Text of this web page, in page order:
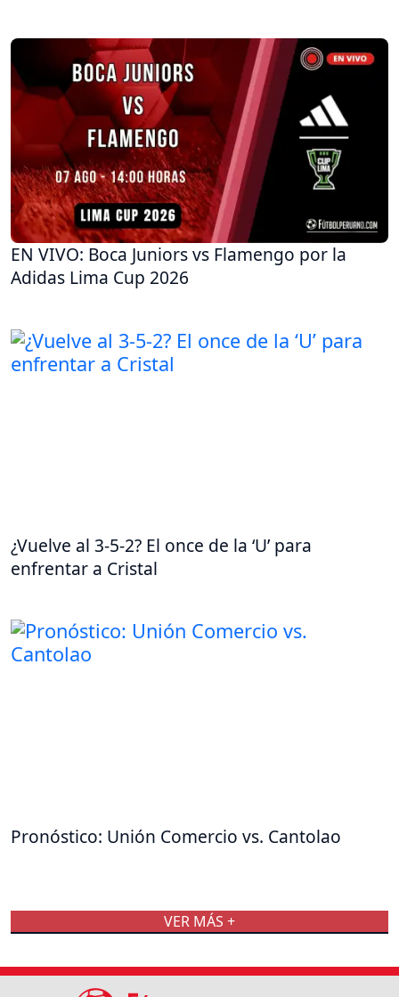
EN VIVO: Boca Juniors vs Flamengo por la
Adidas Lima Cup 2026
¿Vuelve al 3-5-2? El once de la ‘U’ para
enfrentar a Cristal
Pronóstico: Unión Comercio vs. Cantolao
VER MÁS +